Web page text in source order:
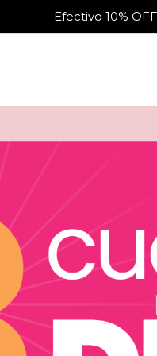
Efectivo 10%